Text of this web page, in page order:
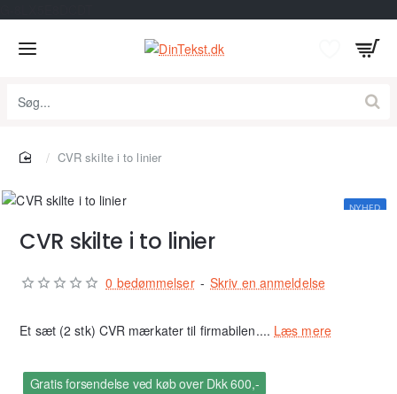
Søg...
homeCVR skilte i to linier
NYHED
CVR skilte i to linier
Et sæt (2 stk) CVR mærkater til firmabilen.... Læs mere
Gratis forsendelse ved køb over Dkk 600,-
0 bedømmelser - Skriv en anmeldelse